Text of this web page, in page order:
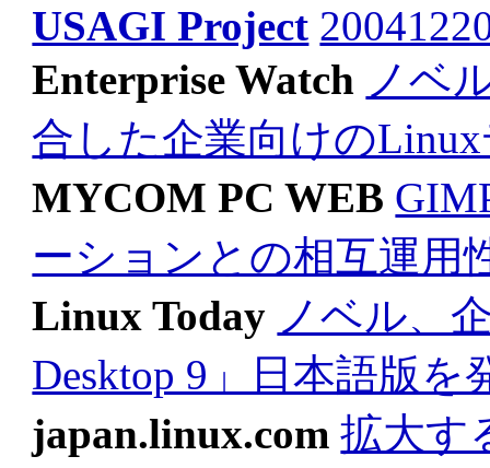
USAGI Project
Enterprise Watch ノベ
合した企業向けの
MYCOM PC WEB
ーションとの相互運用
Linux Today ノベル、
Desktop 9」日本語版を
japan.linux.com 拡大す